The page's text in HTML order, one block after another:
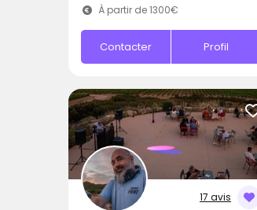
À partir de 1300€
Contacter Profil
17 avis